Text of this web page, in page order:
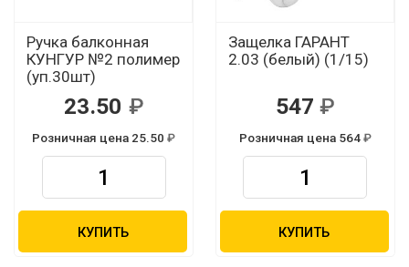
Ручка балконная
КУНГУР №2 полимер
(уп.30шт)
23.50
Розничная цена 25.50
КУПИТЬ
Защелка ГАРАНТ
2.03 (белый) (1/15)
547
Розничная цена 564
КУПИТЬ